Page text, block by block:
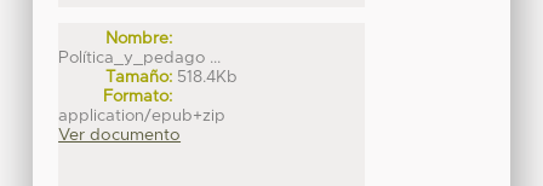
Nombre:
Política_y_pedago ...
Tamaño: 518.4Kb
Formato:
application/epub+zip
Ver documento